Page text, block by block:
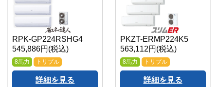
RPK-GP224RSHG4
545,886円(税込)
8馬力 トリプル
詳細を見る
PKZT-ERMP224K5
563,112円(税込)
8馬力 トリプル
詳細を見る